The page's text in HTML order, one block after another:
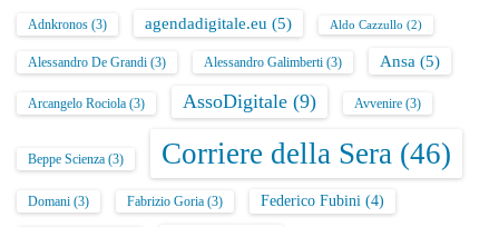
Adnkronos (3) agendadigitale.eu (5) Aldo Cazzullo (2)
Alessandro De Grandi (3) Alessandro Galimberti (3) Ansa (5)
Arcangelo Rociola (3) AssoDigitale (9) Avvenire (3)
Beppe Scienza (3) Corriere della Sera (46)
Domani (3) Fabrizio Goria (3) Federico Fubini (4)